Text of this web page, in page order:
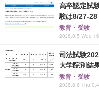
高卒認定試
験は8/27-28
教育・受験
2026.8.5 Wed
司法試験
大学院別結
教育・受験
2026.8.6 Thu